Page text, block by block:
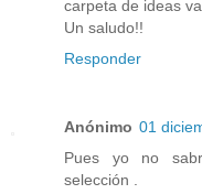
carpeta de ideas
Un saludo!!
Responder
Anónimo 01
Pues yo no
selección .